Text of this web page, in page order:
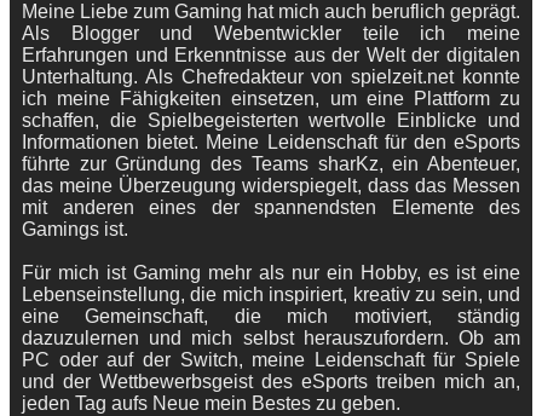
Meine Liebe zum Gaming hat mich auch beruflich geprägt.
Als Blogger und Webentwickler teile ich meine
Erfahrungen und Erkenntnisse aus der Welt der digitalen
Unterhaltung. Als Chefredakteur von spielzeit.net konnte
ich meine Fähigkeiten einsetzen, um eine Plattform zu
schaffen, die Spielbegeisterten wertvolle Einblicke und
Informationen bietet. Meine Leidenschaft für den eSports
führte zur Gründung des Teams sharKz, ein Abenteuer,
das meine Überzeugung widerspiegelt, dass das Messen
mit anderen eines der spannendsten Elemente des
Gamings ist.
Für mich ist Gaming mehr als nur ein Hobby, es ist eine
Lebenseinstellung, die mich inspiriert, kreativ zu sein, und
eine Gemeinschaft, die mich motiviert, ständig
dazuzulernen und mich selbst herauszufordern. Ob am
PC oder auf der Switch, meine Leidenschaft für Spiele
und der Wettbewerbsgeist des eSports treiben mich an,
jeden Tag aufs Neue mein Bestes zu geben.